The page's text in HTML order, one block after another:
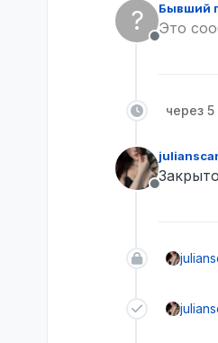
?
Не в сети
Бывший
Это
через
Не в сети